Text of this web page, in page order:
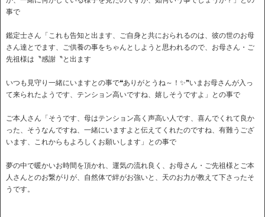
事で
鑑定士さん「これも告知と出ます、ご自身と共におられるのは、彼の世のお母
さん達とでます、ご供養の事をちゃんとしようと思われるので、お母さん・ご
先祖様は〝感謝〝と出ます
いつも見守り一緒にいますとの事で❝ありがとうね～！✨❞いまお母さんが入っ
て来られたようです、テンション高いですね、嬉しそうですよ」との事で
ご本人さん「そうです、母はテンション高く声高い人です、喜んでくれて良か
った、そうなんですね、一緒にいますよと伝えてくれたのですね、有難うござ
います、これからもよろしくお願いします」との事で
夢の中で暖かいお時間を頂かれ、運気の流れ良く、お母さん・ご先祖様とご本
人さんとのお繋がりが、自然体で絆がお強いと、天のお力が教えて下さったそ
うです。